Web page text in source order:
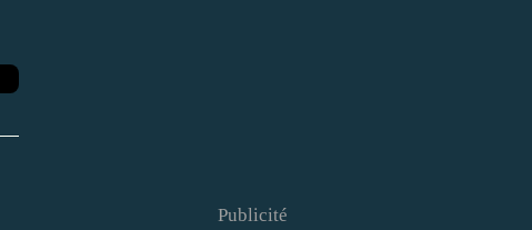
Publicité